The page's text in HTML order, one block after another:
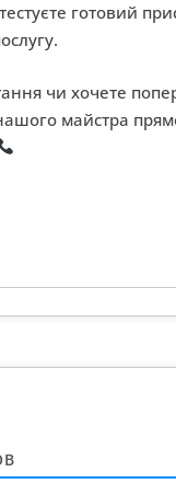
готовий
чи хочете
майстра